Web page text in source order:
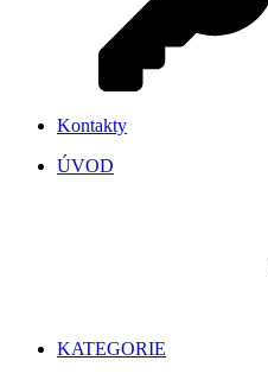
Kontakty
ÚVOD
KATEGORIE